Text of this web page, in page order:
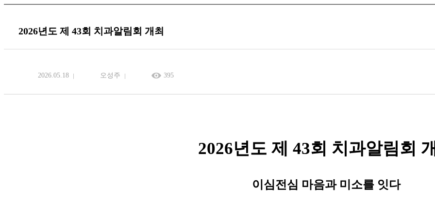
2026년도 제 43회 치과알림회 개최
2026.05.18 오성주 395
2026년도 제 43회 치과알림회
이심전심 마음과 미소를 잇다